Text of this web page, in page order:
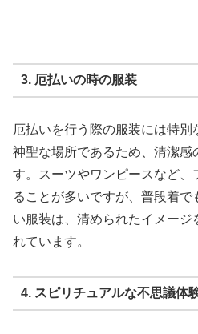
3. 厄払いの時の服装
厄払いを行う際の服装には特別
神聖な場所であるため、清潔感
す。スーツやワンピースなど
ることが多いですが、普段着で
い服装は、清められたイメージ
れています。
4. スピリチュアルな不思議体